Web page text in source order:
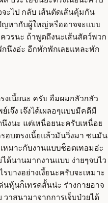
ะไป กลับ เส้นตัดเส้นคุ้มกัน
ญหากับผู้ใหญ่หรืออาจจะแบบ
วรนะ ถ้าพูดถึงนะเส้นสัตว์พวก
กนึงอ่ะ อีกพักพักเลยแหละพัก
งเนี้ยนะ ครับ อืมผมกลัวกลัว
จ๊ง เจ๊งได้เผลอๆแบบมีคดีมี
นึงนะ แต่เหนื่อยนะครับเหนื่อย
อบตรงเนี้ยแล้วมันวิ่งมา ชนมัน
หมาะกับงานแบบช็อตเทอมอ่ะ
ด้นานมากงานแบบ ง่ายๆจบไว
บางอย่างเงี้ยนะครับจะเหมาะ
นหุ้นก็เทรดสั้นน่ะ ร่างกายอาจ
วาสนามาจากการเจ็บป่วยได้